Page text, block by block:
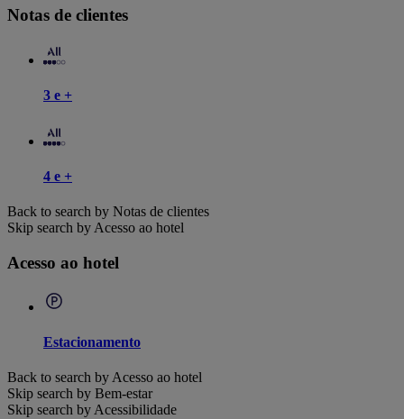
Notas de clientes
3 e +
4 e +
Back to search by Notas de clientes
Skip search by Acesso ao hotel
Acesso ao hotel
Estacionamento
Back to search by Acesso ao hotel
Skip search by Bem-estar
Skip search by Acessibilidade